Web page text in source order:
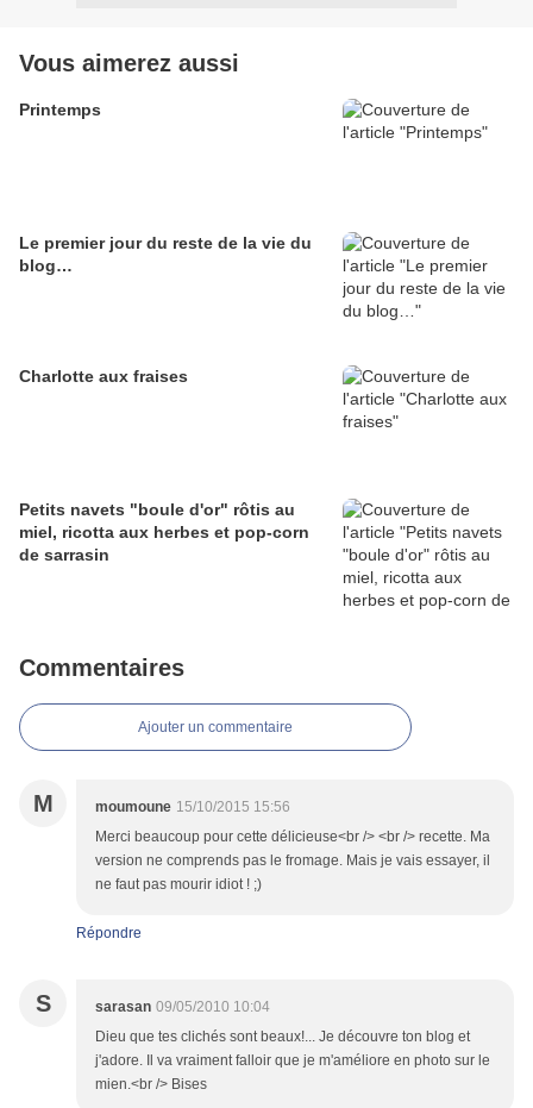
Vous aimerez aussi
Printemps
Le premier jour du reste de la vie du
blog…
Charlotte aux fraises
Petits navets "boule d'or" rôtis au
miel, ricotta aux herbes et pop-corn
de sarrasin
Commentaires
Ajouter un commentaire
M moumoune 15/10/2015 15:56
Merci beaucoup pour cette délicieuse<br /> <br /> recette. Ma
version ne comprends pas le fromage. Mais je vais essayer, il
ne faut pas mourir idiot ! ;)
Répondre
S sarasan 09/05/2010 10:04
Dieu que tes clichés sont beaux!... Je découvre ton blog et
j'adore. Il va vraiment falloir que je m'améliore en photo sur le
mien.<br /> Bises